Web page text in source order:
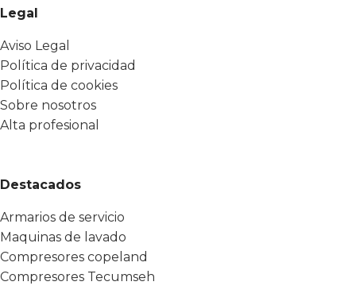
Legal
Aviso Legal
Política de privacidad
Política de cookies
Sobre nosotros
Alta profesional
Destacados
Armarios de servicio
Maquinas de lavado
Compresores copeland
Compresores Tecumseh